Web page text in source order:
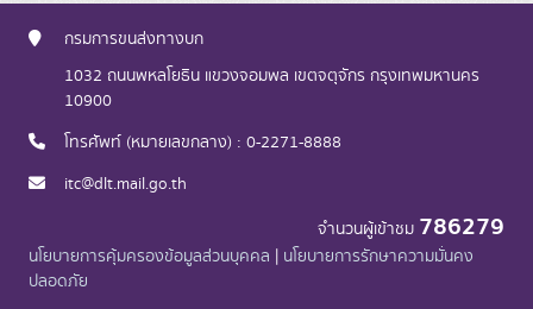
กรมการขนส่งทางบก
1032 ถนนพหลโยธิน แขวงจอมพล เขตจตุจักร กรุงเทพมหานคร
10900
โทรศัพท์ (หมายเลขกลาง) : 0-2271-8888
itc@dlt.mail.go.th
จำนวนผู้เข้าชม 786279
นโยบายการคุ้มครองข้อมูลส่วนบุคคล | นโยบายการรักษาความมั่นคง
ปลอดภัย